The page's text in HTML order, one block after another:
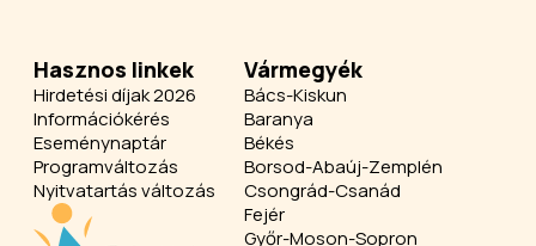
Hasznos linkek
Hirdetési díjak 2026
Információkérés
Eseménynaptár
Programváltozás
Nyitvatartás változás
Vármegyék
Bács-Kiskun
Baranya
Békés
Borsod-Abaúj-Zemplén
Csongrád-Csanád
Fejér
Győr-Moson-Sopron